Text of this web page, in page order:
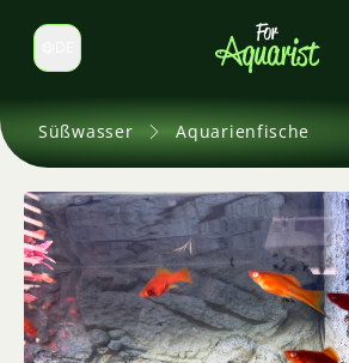
Sprache wechseln
Süßwasser Aquarienfische